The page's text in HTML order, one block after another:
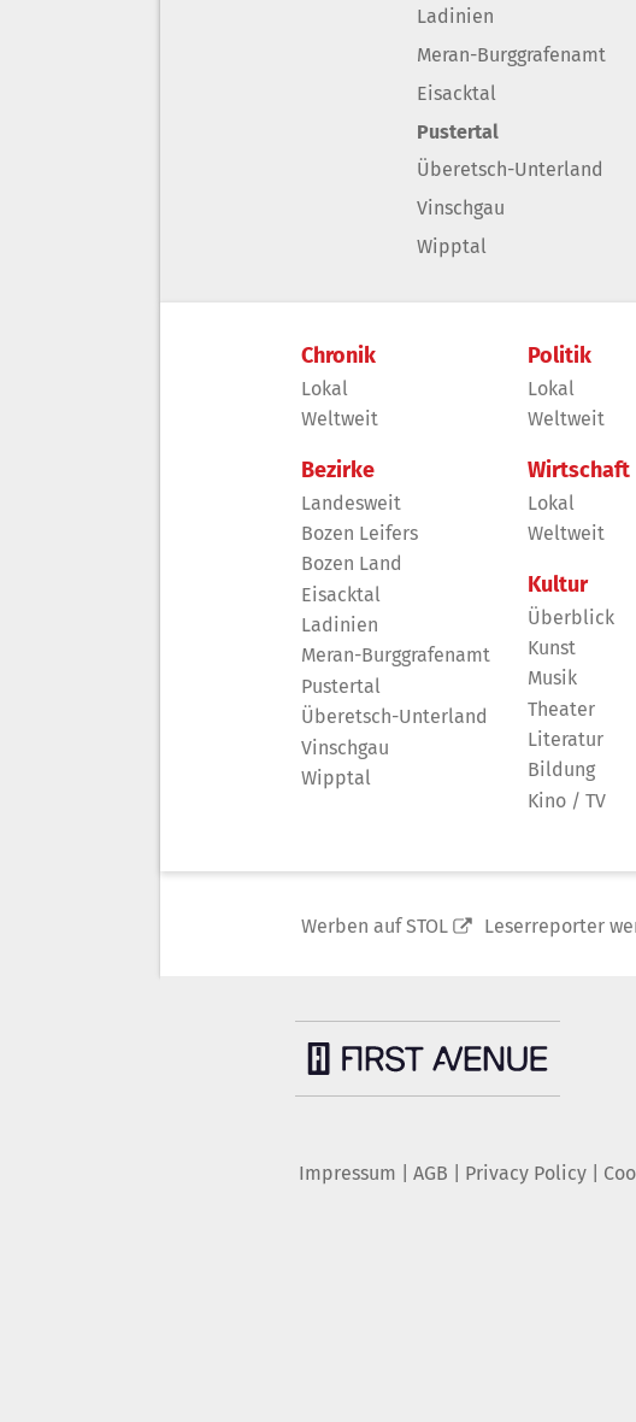
Ladinien
Meran-Burggrafenamt
Eisacktal
Pustertal
Überetsch-Unterland
Vinschgau
Wipptal
Chronik
Lokal
Weltweit
Bezirke
Landesweit
Bozen Leifers
Bozen Land
Eisacktal
Ladinien
Meran-Burggrafenamt
Pustertal
Überetsch-Unterland
Vinschgau
Wipptal
Politik
Lokal
Weltweit
Wirtschaft
Lokal
Weltweit
Kultur
Überblick
Kunst
Musik
Theater
Literatur
Bildung
Kino / TV
Werben auf STOL Leserreporter
Impressum AGB Privacy Policy|